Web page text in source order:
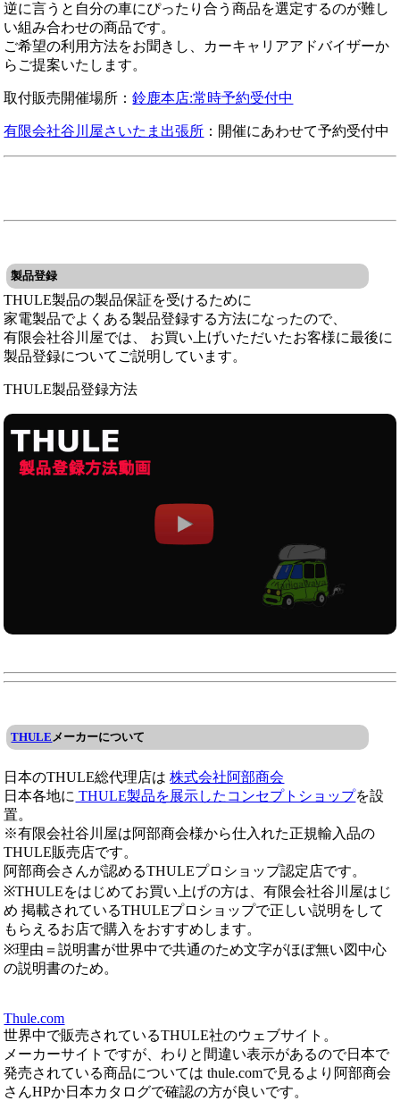
逆に言うと自分の車にぴったり合う商品を選定するのが難し
い組み合わせの商品です。
ご希望の利用方法をお聞きし、カーキャリアアドバイザーか
らご提案いたします。
取付販売開催場所：鈴鹿本店:常時予約受付中
有限会社谷川屋さいたま出張所 ：開催にあわせて予約受付中
製品登録
THULE製品の製品保証を受けるために
家電製品でよくある製品登録する方法になったので、
有限会社谷川屋では、 お買い上げいただいたお客様に最後に
製品登録についてご説明しています。
THULE製品登録方法
THULEメーカーについて
日本のTHULE総代理店は株式会社阿部商会
日本各地に THULE製品を展示したコンセプトショップを設
置。
※有限会社谷川屋は阿部商会様から仕入れた正規輸入品の
THULE販売店です。
阿部商会さんが認めるTHULEプロショップ認定店です。
※THULEをはじめてお買い上げの方は、有限会社谷川屋はじ
め 掲載されているTHULEプロショップで正しい説明をして
もらえるお店で購入をおすすめします。
※理由＝説明書が世界中で共通のため文字がほぼ無い図中心
の説明書のため。
Thule.com
世界中で販売されているTHULE社のウェブサイト。
メーカーサイトですが、わりと間違い表示があるので日本で
発売されている商品については thule.comで見るより阿部商会
さんHPか日本カタログで確認の方が良いです。